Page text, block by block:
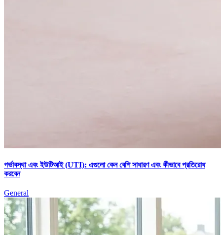
গর্ভাবস্থা এবং ইউটিআই (UTI): এগুলো কেন বেশি সাধারণ এবং কীভাবে প্রতিরোধ
করবেন
General